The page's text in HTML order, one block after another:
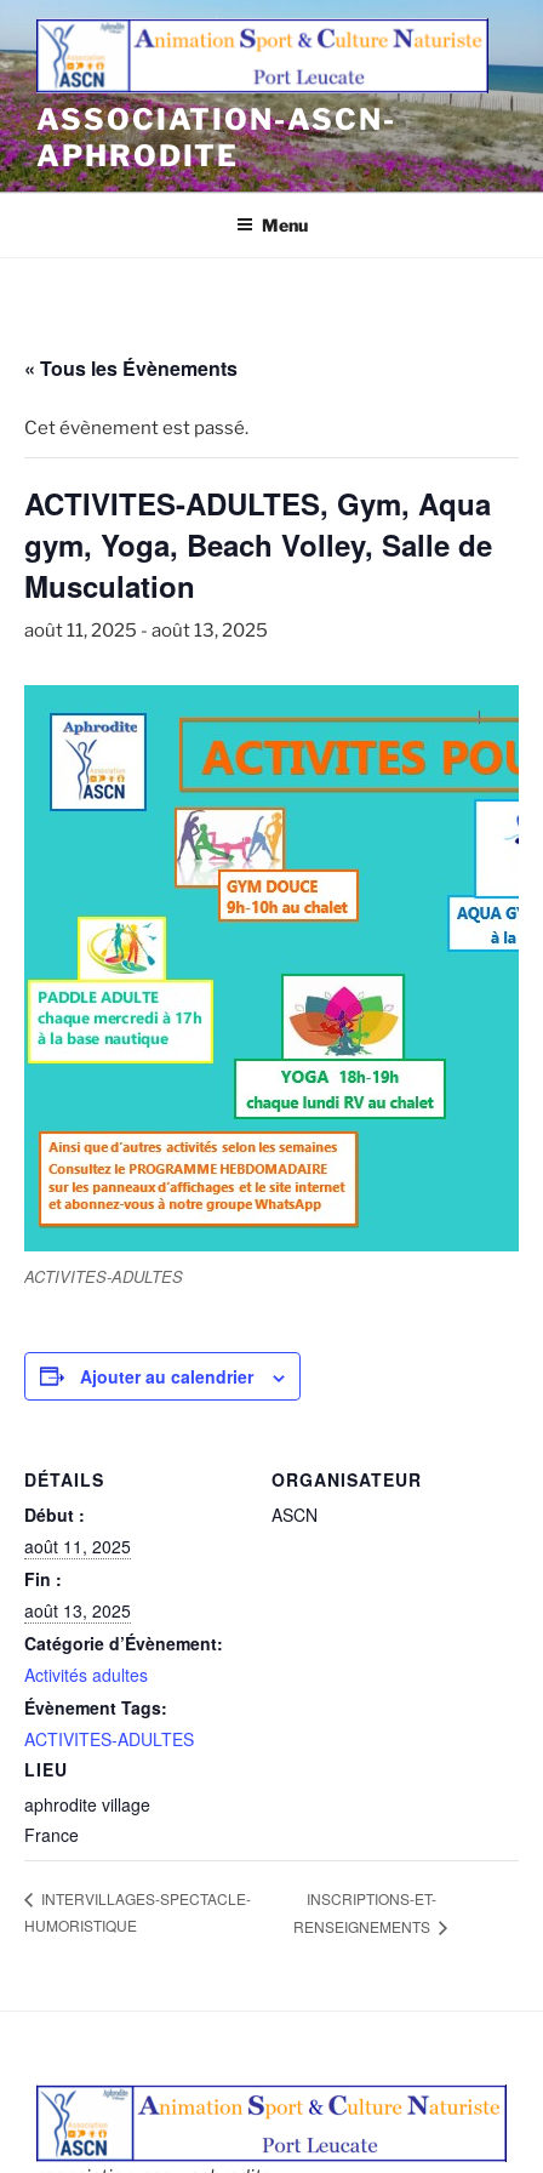
Aller
contenu
principal
ASSOCIATION-ASCN-
APHRODITE
Menu
« Tous les Évènements
Cet évènement est passé.
ACTIVITES-ADULTES, Gym, Aqua
gym, Yoga, Beach Volley, Salle de
Musculation
août 11, 2025 - août 13, 2025
ACTIVITES-ADULTES
Ajouter au calendrier
DÉTAILS
Début :
août 11, 2025
Fin :
août 13, 2025
Catégorie d’Évènement:
Activités adultes
Évènement Tags:
ACTIVITES-ADULTES
LIEU
aphrodite village
France
ORGANISATEUR
ASCN
INTERVILLAGES-SPECTACLE-
HUMORISTIQUE
INSCRIPTIONS-ET-
RENSEIGNEMENTS